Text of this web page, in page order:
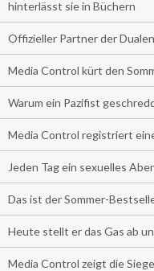
hinterlässt sie in Büchern
Offizieller Partner der
Media Control kürt den
Warum ein Pazifist
Media Control registriert
Jeden Tag ein sexuelles
Das ist der Sommer-
Heute stellt er das Gas ab
Media Control zeigt die